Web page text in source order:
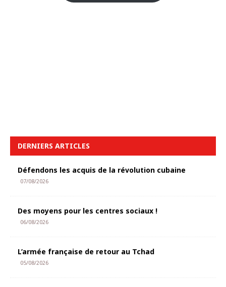
DERNIERS ARTICLES
Défendons les acquis de la révolution cubaine
07/08/2026
Des moyens pour les centres sociaux !
06/08/2026
L’armée française de retour au Tchad
05/08/2026